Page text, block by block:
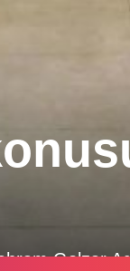
Golzar